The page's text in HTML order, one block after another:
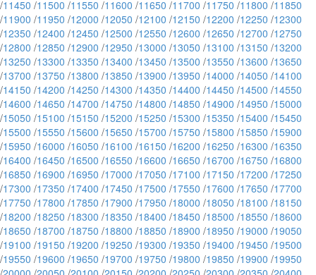
/11450 /11500 /11550 /11600 /11650 /11700 /11750 /11800 /11850
/11900 /11950 /12000 /12050 /12100 /12150 /12200 /12250 /12300
/12350 /12400 /12450 /12500 /12550 /12600 /12650 /12700 /12750
/12800 /12850 /12900 /12950 /13000 /13050 /13100 /13150 /13200
/13250 /13300 /13350 /13400 /13450 /13500 /13550 /13600 /13650
/13700 /13750 /13800 /13850 /13900 /13950 /14000 /14050 /14100
/14150 /14200 /14250 /14300 /14350 /14400 /14450 /14500 /14550
/14600 /14650 /14700 /14750 /14800 /14850 /14900 /14950 /15000
/15050 /15100 /15150 /15200 /15250 /15300 /15350 /15400 /15450
/15500 /15550 /15600 /15650 /15700 /15750 /15800 /15850 /15900
/15950 /16000 /16050 /16100 /16150 /16200 /16250 /16300 /16350
/16400 /16450 /16500 /16550 /16600 /16650 /16700 /16750 /16800
/16850 /16900 /16950 /17000 /17050 /17100 /17150 /17200 /17250
/17300 /17350 /17400 /17450 /17500 /17550 /17600 /17650 /17700
/17750 /17800 /17850 /17900 /17950 /18000 /18050 /18100 /18150
/18200 /18250 /18300 /18350 /18400 /18450 /18500 /18550 /18600
/18650 /18700 /18750 /18800 /18850 /18900 /18950 /19000 /19050
/19100 /19150 /19200 /19250 /19300 /19350 /19400 /19450 /19500
/19550 /19600 /19650 /19700 /19750 /19800 /19850 /19900 /19950